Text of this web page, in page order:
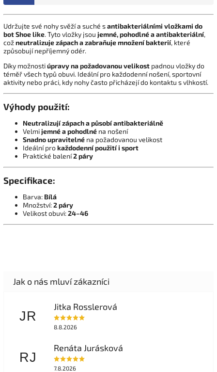
Udržujte své nohy svěží a suché santibakteriálními vložkami do
bot Shoe like. Tyto vložky jsou jemné, pohodlné a antibakteriální,
cožneutralizuje zápach a zabraňuje množení bakterií, které
způsobují nepříjemný odér.
Díky možnostiúpravy na požadovanou velikost padnou vložky do
téměř všech typů obuvi. Ideální pro každodenní nošení, sportovní
aktivity nebo práci, kdy nohy často přicházejí do kontaktu s vlhkostí.
Výhody použití:
Neutralizují zápach a působí antibakteriálně
Velmi jemné a pohodlné na nošení
Snadno upravitelné na požadovanou velikost
Ideální prokaždodenní použití i sport
Praktické balení2 páry
Specifikace:
Barva: Bílá
Množství:2 páry
Velikost obuvi:24–46
JR
Jitka Rosslerová
8.8.2026
RJ
Renáta Jurásková
7.8.2026